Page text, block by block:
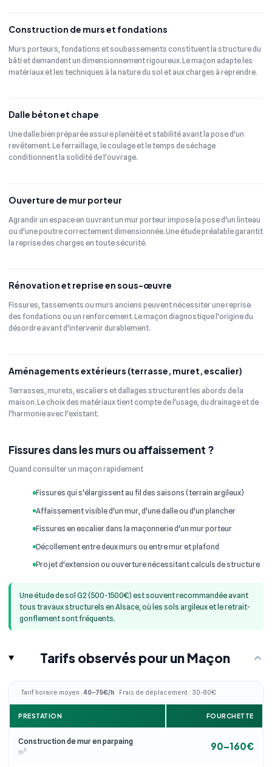
Construction de murs et fondations
Murs porteurs, fondations et soubassements constituent la structure du
bâti et demandent un dimensionnement rigoureux. Le maçon adapte les
matériaux et les techniques à la nature du sol et aux charges à reprendre.
Dalle béton et chape
Une dalle bien préparée assure planéité et stabilité avant la pose d'un
revêtement. Le ferraillage, le coulage et le temps de séchage
conditionnent la solidité de l'ouvrage.
Ouverture de mur porteur
Agrandir un espace en ouvrant un mur porteur impose la pose d'un linteau
ou d'une poutre correctement dimensionnée. Une étude préalable garantit
la reprise des charges en toute sécurité.
Rénovation et reprise en sous-œuvre
Fissures, tassements ou murs anciens peuvent nécessiter une reprise
des fondations ou un renforcement. Le maçon diagnostique l'origine du
désordre avant d'intervenir durablement.
Aménagements extérieurs (terrasse, muret, escalier)
Terrasses, murets, escaliers et dallages structurent les abords de la
maison. Le choix des matériaux tient compte de l'usage, du drainage et de
l'harmonie avec l'existant.
Fissures dans les murs ou affaissement ?
Quand consulter un maçon rapidement
Fissures qui s'élargissent au fil des saisons (terrain argileux)
Affaissement visible d'un mur, d'une dalle ou d'un plancher
Fissures en escalier dans la maçonnerie d'un mur porteur
Décollement entre deux murs ou entre mur et plafond
Projet d'extension ou ouverture nécessitant calculs de structure
Une étude de sol G2 (500-1500€) est souvent recommandée avant
tous travaux structurels en Alsace, où les sols argileux et le retrait-
gonflement sont fréquents.
Tarifs observés pour un Maçon
Tarif horaire moyen :40–75€/h · Frais de déplacement : 30-80€
PRESTATION FOURCHETTE
Construction de mur en parpaing
m² 90–160€